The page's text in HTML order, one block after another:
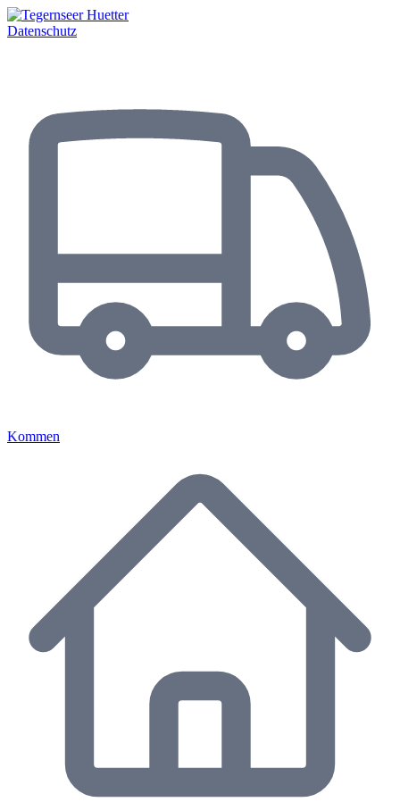
Datenschutz
Kommen